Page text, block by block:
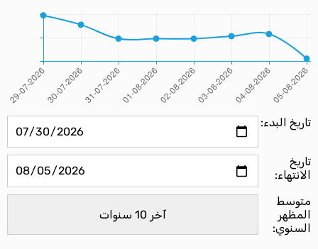
تاريخ البدء:
تاريخ
الانتهاء:
متوسط ​​
المظهر
السنوي: